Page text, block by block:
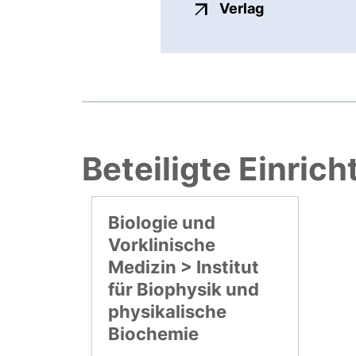
Verlagexterner
Beteiligte
Biologie und
Vorklinische
Medizin > Institut
für Biophysik und
physikalische
Biochemie